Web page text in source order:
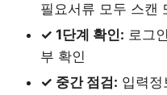
필요서류 모두 스캔
✓ 1단계 확인: 로그
부 확인
✓ 중간 점검: 입력